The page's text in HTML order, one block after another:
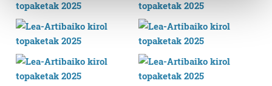
and set your preferences in thedetails section
Guk eta gure bazkideek zure datu pertsonalak
teknologia erabiliz, cookieak adibidez, iragarki eta eduki
pertsonalizatuak eskaintzeko, iragarkiak eta edukia